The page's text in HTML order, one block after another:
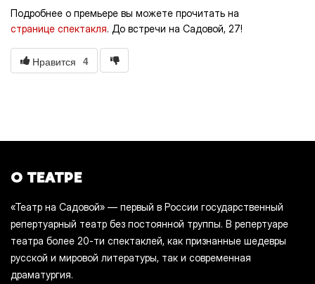
Подробнее о премьере вы можете прочитать на
странице спектакля. До встречи на Садовой, 27!
Нравится 4
О ТЕАТРЕ
«Театр на Садовой» — первый в России государственный
репертуарный театр без постоянной труппы. В репертуаре
театра более 20-ти спектаклей, как признанные шедевры
русской и мировой литературы, так и современная
драматургия.